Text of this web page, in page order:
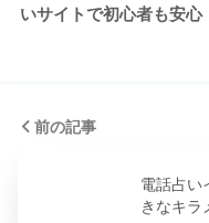
いサイトで初心者も安心
前の記事
電話占い
きなキラ